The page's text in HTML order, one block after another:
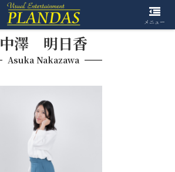
中澤 明日香
Asuka Nakazawa
メニュー